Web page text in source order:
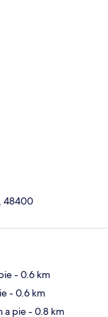
48400
- 0.6 km
- 0.6 km
a pie- 0.8 km